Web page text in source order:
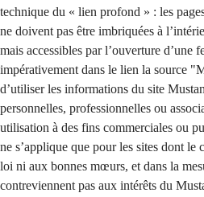
technique du « lien profond » : les
ne doivent pas être imbriquées à
mais accessibles par l’ouverture d’une
impérativement dans le lien la source
d’utiliser les informations du site
personnelles, professionnelles ou
utilisation à des fins commerciales ou
ne s’applique que pour les sites dont le
loi ni aux bonnes mœurs, et dans la
contreviennent pas aux intérêts du